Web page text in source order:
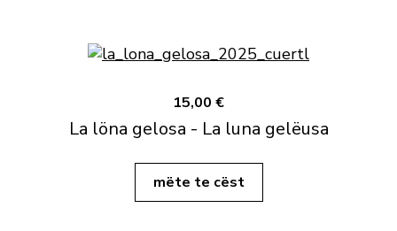
15,00 €
La löna gelosa - La luna gelëusa
mëte te cëst